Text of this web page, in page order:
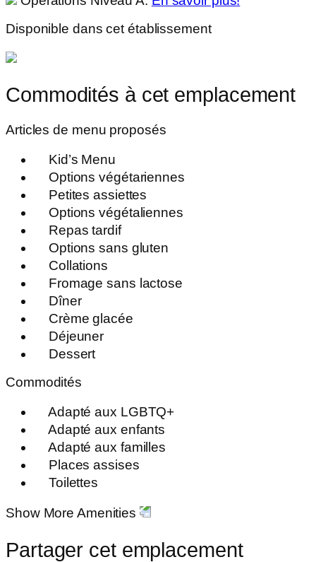
Disponible dans cet établissement
Commodités à cet emplacement
Articles de menu proposés
Kid’s Menu
Options végétariennes
Petites assiettes
Options végétaliennes
Repas tardif
Options sans gluten
Collations
Fromage sans lactose
Dîner
Crème glacée
Déjeuner
Dessert
Commodités
Adapté aux LGBTQ+
Adapté aux enfants
Adapté aux familles
Places assises
Toilettes
Show More Amenities
Partager cet emplacement